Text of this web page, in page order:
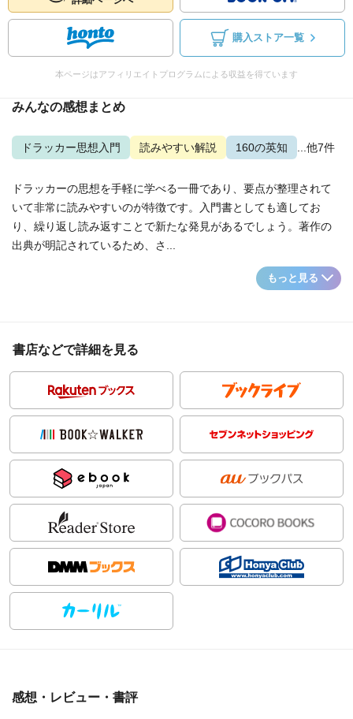
購入ストア一覧
本ページはアフィリエイトプログラムによる収益を得ています
みんなの感想まとめ
ドラッカー思想入門 読みやすい解説 160の英知 ...他7件
ドラッカーの思想を手軽に学べる一冊であり、要点が整理されて
いて非常に読みやすいのが特徴です。入門書としても適してお
り、繰り返し読み返すことで新たな発見があるでしょう。著作の
出典が明記されているため、さ...
もっと見る
書店などで詳細を見る
感想・レビュー・書評